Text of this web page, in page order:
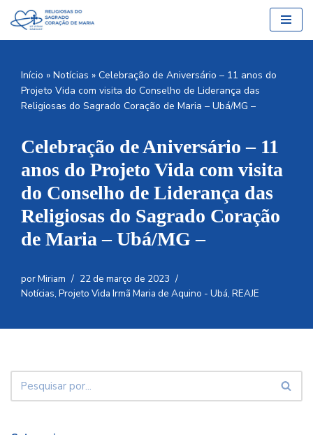
Pular
conteúdo
Início » Notícias » Celebração de Aniversário – 11 anos do
Projeto Vida com visita do Conselho de Liderança das
Religiosas do Sagrado Coração de Maria – Ubá/MG –
Celebração de Aniversário – 11
anos do Projeto Vida com visita
do Conselho de Liderança das
Religiosas do Sagrado Coração
de Maria – Ubá/MG –
porMiriam
22 de março de 2023
Notícias, Projeto Vida Irmã Maria de Aquino - Ubá, REAJE